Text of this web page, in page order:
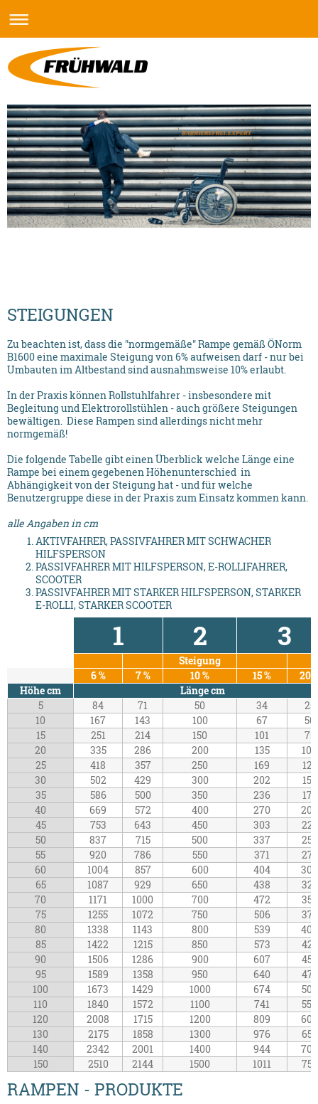
STEIGUNGEN
Zu beachten ist, dass die "normgemäße" Rampe gemäß ÖNorm
B1600 eine maximale Steigung von 6% aufweisen darf - nur bei
Umbauten im Altbestand sind ausnahmsweise 10% erlaubt.
In der Praxis können Rollstuhlfahrer - insbesondere mit
Begleitung und Elektrorollstühlen - auch größere Steigungen
bewältigen. Diese Rampen sind allerdings nicht mehr
normgemäß!
Die folgende Tabelle gibt einen Überblick welche Länge eine
Rampe bei einem gegebenen Höhenunterschied in
Abhängigkeit von der Steigung hat - und für welche
Benutzergruppe diese in der Praxis zum Einsatz kommen kann.
alle Angaben in cm
AKTIVFAHRER, PASSIVFAHRER MIT SCHWACHER
HILFSPERSON
PASSIVFAHRER MIT HILFSPERSON, E-ROLLIFAHRER,
SCOOTER
PASSIVFAHRER MIT STARKER HILFSPERSON, STARKER
E-ROLLI, STARKER SCOOTER
1 2 3
Steigung
6 %
7 % 10 % 15 %
20
Höhe cm
Länge cm
5
84 71 50 34
25
10
167 143 100 67
50
15
251 214 150 101
75
20
335 286 200 135
100
25
418 357 250 169
125
30
502 429 300 202
150
35
586 500 350 236
175
40
669 572 400 270
200
45
753 643 450 303
225
50
837 715 500 337
250
55
920 786 550 371
275
60
1004 857 600 404
300
65
1087 929 650 438
325
70
1171 1000 700 472
350
75
1255 1072 750 506
375
80
1338 1143 800 539
400
85
1422 1215 850 573
425
90
1506 1286 900 607
450
95
1589 1358 950 640
475
100
1673 1429 1000 674
500
110
1840 1572 1100 741
550
120
2008 1715 1200 809
600
130
2175 1858 1300 976
650
140
2342 2001 1400 944
700
150
2510 2144 1500 1011 750
RAMPEN - PRODUKTE